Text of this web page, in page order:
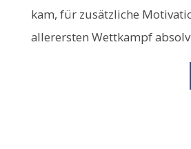
kam, für zusätzliche
allerersten Wettkampf